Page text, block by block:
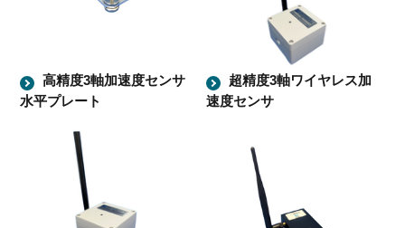
高精度3軸加速度センサ
水平プレート
超精度3軸ワイヤレス加
速度センサ